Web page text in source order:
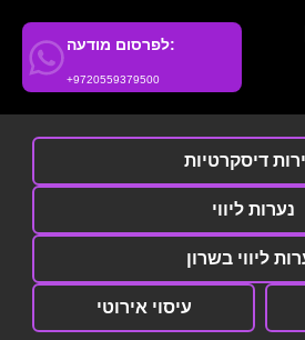
לפרסום מודעה:
+9720559379500
דיסקרטיות
נערות ליווי
ליווי בשרון
עיסוי אירוטי